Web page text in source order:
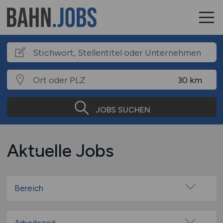
JOBS SUCHEN
Aktuelle Jobs
Bereich